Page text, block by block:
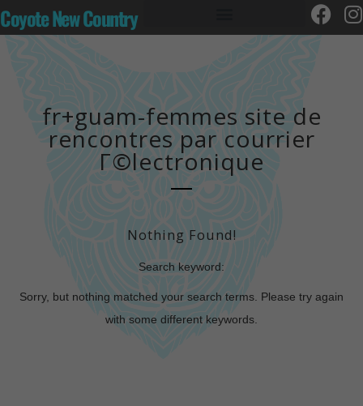
Coyote New Country
fr+guam-femmes site de
rencontres par courrier
Г©lectronique
Nothing Found!
Search keyword:
Sorry, but nothing matched your search terms. Please try again
with some different keywords.